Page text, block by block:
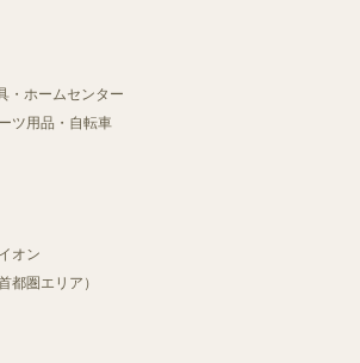
・ホームセンター
ツ用品・自転車
イオン
都圏エリア）